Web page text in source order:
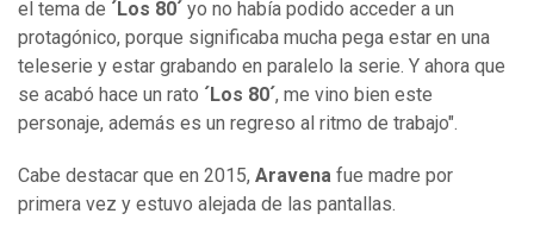
el tema de ´Los 80´ yo no había podido acceder a un
protagónico, porque significaba mucha pega estar en una
teleserie y estar grabando en paralelo la serie. Y ahora que
se acabó hace un rato ´Los 80´, me vino bien este
personaje, además es un regreso al ritmo de trabajo".
Cabe destacar que en 2015, Aravena fue madre por
primera vez y estuvo alejada de las pantallas.